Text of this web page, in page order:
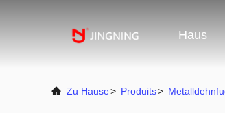
Haus
Zu Hause> Produits>